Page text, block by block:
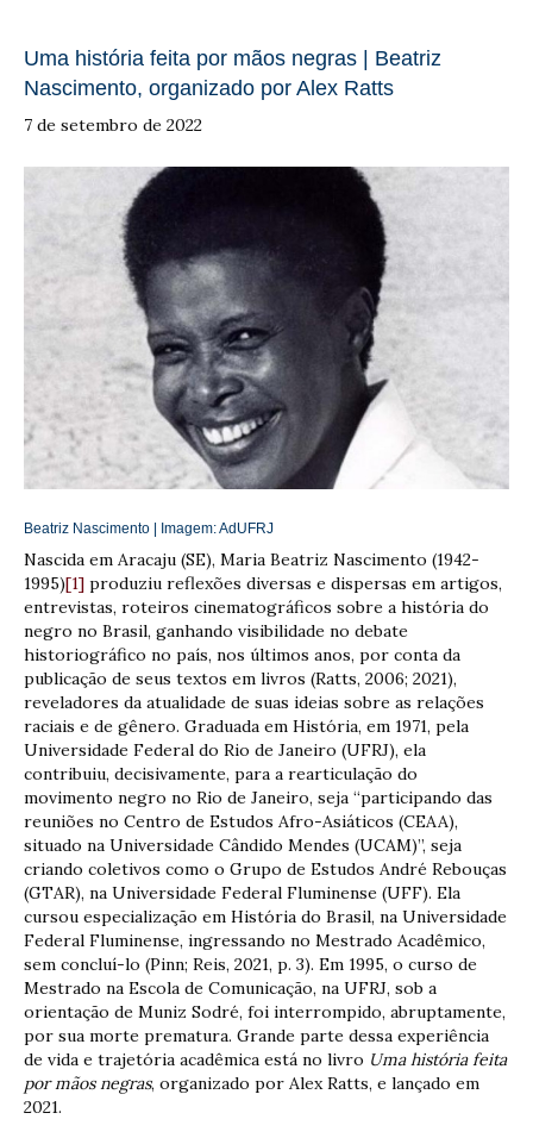
Uma história feita por mãos negras | Beatriz
Nascimento, organizado por Alex Ratts
7 de setembro de 2022
Beatriz Nascimento | Imagem:AdUFRJ
Nascida em Aracaju (SE), Maria Beatriz Nascimento (1942-
1995)[1] produziu reflexões diversas e dispersas em artigos,
entrevistas, roteiros cinematográficos sobre a história do
negro no Brasil, ganhando visibilidade no debate
historiográfico no país, nos últimos anos, por conta da
publicação de seus textos em livros (Ratts, 2006; 2021),
reveladores da atualidade de suas ideias sobre as relações
raciais e de gênero. Graduada em História, em 1971, pela
Universidade Federal do Rio de Janeiro (UFRJ), ela
contribuiu, decisivamente, para a rearticulação do
movimento negro no Rio de Janeiro, seja “participando das
reuniões no Centro de Estudos Afro-Asiáticos (CEAA),
situado na Universidade Cândido Mendes (UCAM)”, seja
criando coletivos como o Grupo de Estudos André Rebouças
(GTAR), na Universidade Federal Fluminense (UFF). Ela
cursou especialização em História do Brasil, na Universidade
Federal Fluminense, ingressando no Mestrado Acadêmico,
sem concluí-lo (Pinn; Reis, 2021, p. 3). Em 1995, o curso de
Mestrado na Escola de Comunicação, na UFRJ, sob a
orientação de Muniz Sodré, foi interrompido, abruptamente,
por sua morte prematura. Grande parte dessa experiência
de vida e trajetória acadêmica está no livro Uma história feita
por mãos negras, organizado por Alex Ratts, e lançado em
2021.